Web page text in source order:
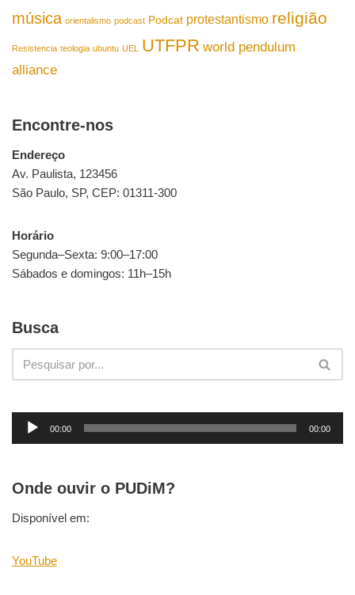
música orientalismo podcast Podcat protestantismo religião
Resistencia teologia ubuntu UEL UTFPR world pendulum
alliance
Encontre-nos
Endereço
Av. Paulista, 123456
São Paulo, SP, CEP: 01311-300
Horário
Segunda–Sexta: 9:00–17:00
Sábados e domingos: 11h–15h
Busca
d
o
d
00:00 00:00
Onde ouvir o PUDiM?
Disponível em:
YouTube